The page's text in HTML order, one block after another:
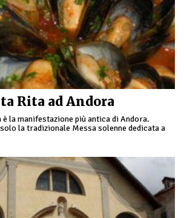
Rita ad Andora
è la manifestazione più antica di Andora.
la tradizionale Messa solenne dedicata a